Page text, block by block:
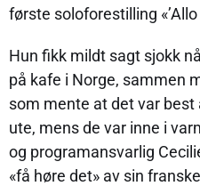
første soloforestilling
Hun fikk mildt sagt sjokk
på kafe i Norge, sammen
som mente at det var best
ute, mens de var inne i
og programansvarlig
«få høre det» av sin